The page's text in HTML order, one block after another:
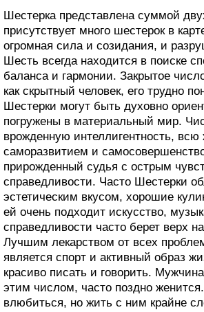
Шестерка представлена суммой
присутствует много шестерок в
огромная сила и созидания, и
Шесть всегда находится в поиске
баланса и гармонии. Закрытое
как скрытный человек, его трудно
Шестерки могут быть духовно
погружены в материальный мир.
врожденную интеллигентность, всю
саморазвитием и
прирожденный судья с острым
справедливости. Часто Шестерки
эстетическим вкусом, хорошие
ей очень подходит искусство,
справедливости часто берет верх
Лучшим лекарством от всех
является спорт и активный образ
красиво писать и говорить.
этим числом, часто поздно женится.
влюбиться, но жить с ним крайне